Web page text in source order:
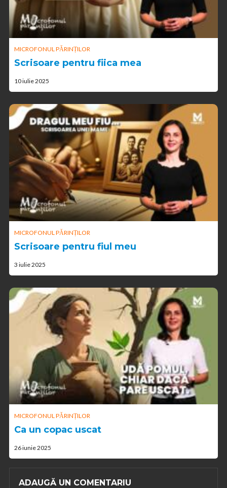
MICROFONUL PĂRINȚILOR
Scrisoare pentru fiica mea
10 iulie 2025
MICROFONUL PĂRINȚILOR
Scrisoare pentru fiul meu
3 iulie 2025
MICROFONUL PĂRINȚILOR
Ca un copac uscat
26 iunie 2025
ADAUGĂ UN COMENTARIU